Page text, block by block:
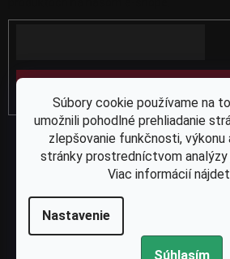
Súbory cookie používame na
umožnili pohodlné prehliadanie
zlepšovanie funkčnosti,
stránky prostredníctvom
Viac informácií
Nastavenie
Súhlasím
t
Spoločnosť Kasumex je vaším
náhradné diely na píly, krovinorezy,